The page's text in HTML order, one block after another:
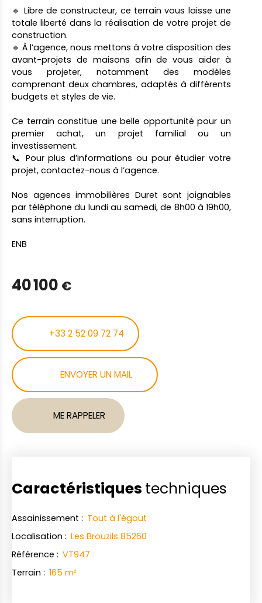
🔹 Libre de constructeur, ce terrain vous laisse une
totale liberté dans la réalisation de votre projet de
construction.
🔹 À l’agence, nous mettons à votre disposition des
avant-projets de maisons afin de vous aider à
vous projeter, notamment des modèles
comprenant deux chambres, adaptés à différents
budgets et styles de vie.
Ce terrain constitue une belle opportunité pour un
premier achat, un projet familial ou un
investissement.
📞 Pour plus d’informations ou pour étudier votre
projet, contactez-nous à l’agence.
Nos agences immobilières Duret sont joignables
par téléphone du lundi au samedi, de 8h00 à 19h00,
sans interruption.
ENB
40 100 €
+33 2 52 09 72 74
ENVOYER UN MAIL
ME RAPPELER
Caractéristiques techniques
Assainissement : Tout à l'égout
Localisation : Les Brouzils 85260
Référence : VT947
Terrain : 165 m²